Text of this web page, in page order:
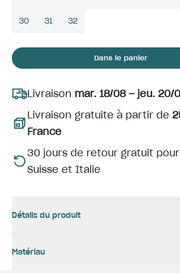
30 31 32
Dans le panier
Livraison mar. 18/08 – jeu. 20/
Livraison gratuite à partir de
France
30 jours de retour gratuit
Suisse et Italie
Détails du produit
Matériau